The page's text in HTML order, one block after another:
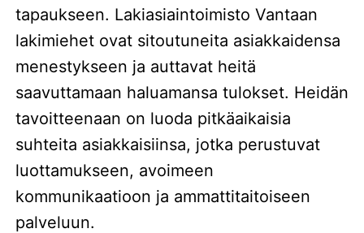
tapaukseen. Lakiasiaintoimisto Vantaan
lakimiehet ovat sitoutuneita asiakkaidensa
menestykseen ja auttavat heitä
saavuttamaan haluamansa tulokset. Heidän
tavoitteenaan on luoda pitkäaikaisia
suhteita asiakkaisiinsa, jotka perustuvat
luottamukseen, avoimeen
kommunikaatioon ja ammattitaitoiseen
palveluun.